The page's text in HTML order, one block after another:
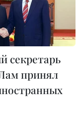
секретарь
принял